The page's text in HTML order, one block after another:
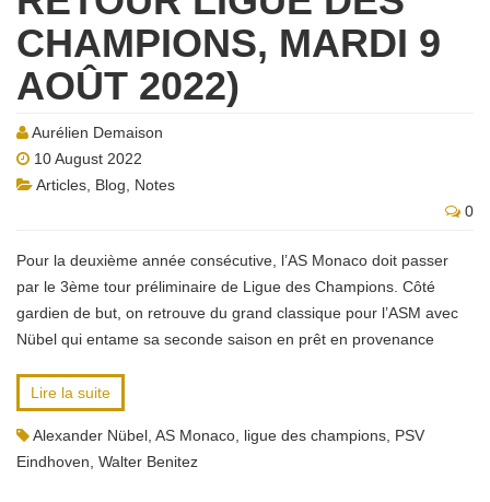
CHAMPIONS, MARDI 9
AOÛT 2022)
Aurélien Demaison
10 August 2022
Articles Blog
Notes
0
Pour la deuxième année consécutive, l’AS Monaco doit passer
par le 3ème tour préliminaire de Ligue des Champions. Côté
gardien de but, on retrouve du grand classique pour l’ASM avec
Nübel qui entame sa seconde saison en prêt en provenance
Lire la suite
Alexander Nübel AS Monaco ligue des champions PSV
Eindhoven Walter Benitez